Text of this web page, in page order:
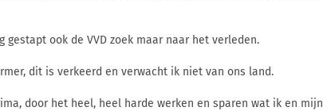
ook de VVD zoek maar naar het verleden.
dit is verkeerd en verwacht ik niet van ons land.
door het heel, heel harde werken en sparen wat ik en mijn